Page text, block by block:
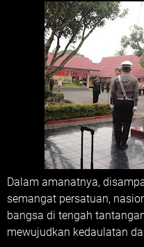
Dalam amanatnya,
semangat persatuan,
bangsa di tengah
mewujudkan kedaulatan